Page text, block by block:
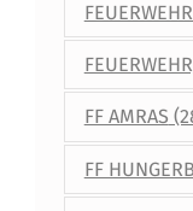
FF AMRAS
FF